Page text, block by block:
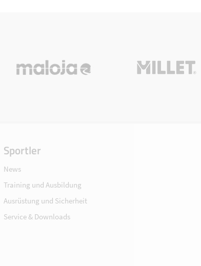
Sportler
News
Training und Ausbildung
Ausrüstung und Sicherheit
Service & Downloads